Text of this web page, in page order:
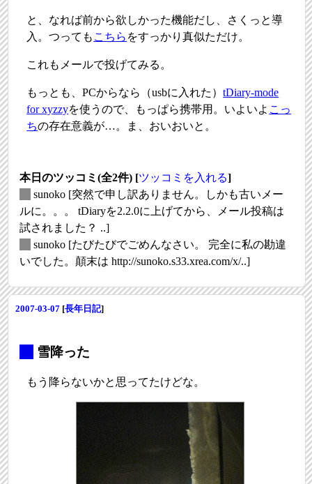
と、なれば前から欲しかった機能だし、さくっと導
入。つっても こちら をすっかり真似ただけ。
これもメールで投げてみる。
もっとも、PCからなら（usbに入れた）tDiary-mode
for xyzzyを使うので、もっぱら携帯用。いよいよ こっ
ちの存在意義が…。ま、おいおいと。
本日のツッコミ(全2件) [ツッコミを入れる]
sunoko [突然で申し訳ありません。しかも古いメー
ルに。。。 tDiaryを2.2.0に上げてから、メール投稿は
試されました？ ..]
sunoko [たびたびでごめんなさい。 完全に私の勘違
いでした。顛末は http://sunoko.s33.xrea.com/x/..]
2007-03-07 [長年日記]
雪降った
もう降らないかと思ってたけどな。